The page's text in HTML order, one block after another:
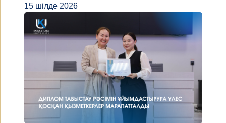
15 шілде 2026